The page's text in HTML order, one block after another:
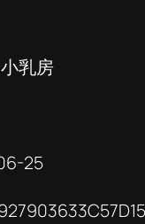
乳房
25